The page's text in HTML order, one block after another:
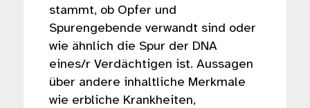
stammt, ob Opfer und
Spurengebende verwandt sind oder
wie ähnlich die Spur der DNA
eines/r Verdächtigen ist. Aussagen
über andere inhaltliche Merkmale
wie erbliche Krankheiten,